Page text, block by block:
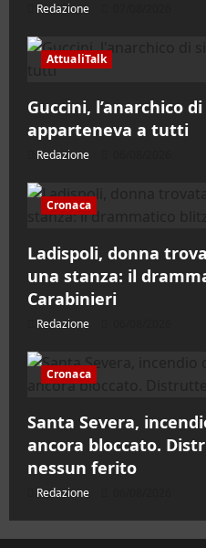
Redazione
AttualiTalk
Guccini, l’anarchico
apparteneva a tutti
Redazione
Cronaca
Ladispoli, donna
una stanza: il
Carabinieri
Redazione
Cronaca
Santa Severa,
ancora bloccato.
nessun ferito
Redazione